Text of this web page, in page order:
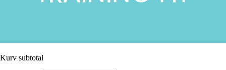
Kurv subtotal